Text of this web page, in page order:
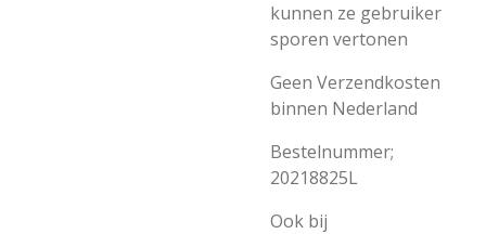
kunnen ze gebruiker
sporen vertonen
Geen Verzendkosten
binnen Nederland
Bestelnummer;
20218825L
Ook bij